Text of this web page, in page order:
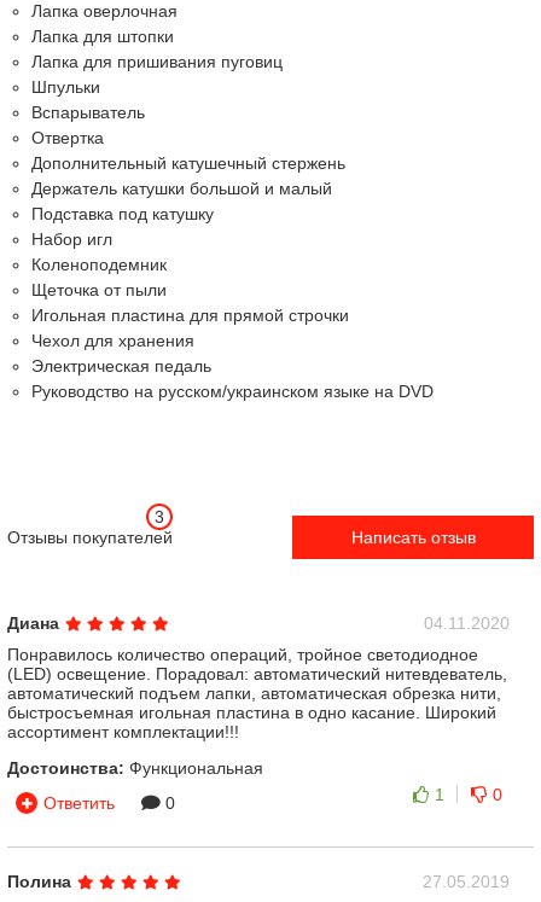
Лапка оверлочная
Лапка для штопки
Лапка для пришивания пуговиц
Шпульки
Вспарыватель
Отвертка
Дополнительный катушечный стержень
Держатель катушки большой и малый
Подставка под катушку
Набор игл
Коленоподемник
Щеточка от пыли
Игольная пластина для прямой строчки
Чехол для хранения
Электрическая педаль
Руководство на русском/украинском языке на DVD
Отзывы покупателей
3
Написать отзыв
Диана
04.11.2020
Понравилось количество операций, тройное светодиодное
(LED) освещение. Порадовал: автоматический нитевдеватель,
автоматический подъем лапки, автоматическая обрезка нити,
быстросъемная игольная пластина в одно касание. Широкий
ассортимент комплектации!!!
Достоинства: Функциональная
Ответить
0 1 0
Полина
27.05.2019